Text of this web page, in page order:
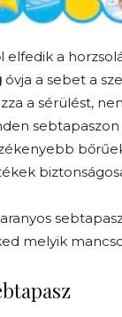
a
óvja a sebet a
a sérülést,
melyik